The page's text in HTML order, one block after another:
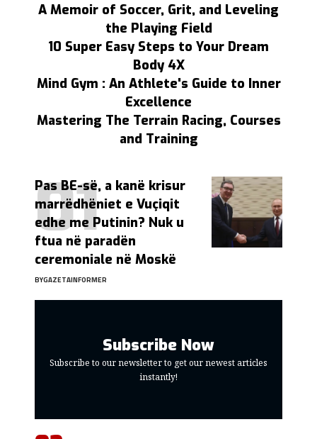
A Memoir of Soccer, Grit, and Leveling
the Playing Field
10 Super Easy Steps to Your Dream
Body 4X
Mind Gym : An Athlete's Guide to Inner
Excellence
Mastering The Terrain Racing, Courses
and Training
Pas BE-së, a kanë krisur
marrëdhëniet e Vuçiqit
edhe me Putinin? Nuk u
ftua në paradën
ceremoniale në Moskë
BYGAZETAINFORMER
Subscribe Now
Subscribe to our newsletter to get our newest articles
instantly!